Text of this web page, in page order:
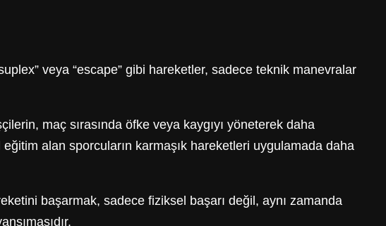
veya “escape” gibi hareketler, sadece teknik manevralar
maç sırasında öfke veya kaygıyı yöneterek daha
alan sporcuların karmaşık hareketleri uygulamada daha
başarmak, sadece fiziksel başarı değil, aynı zamanda